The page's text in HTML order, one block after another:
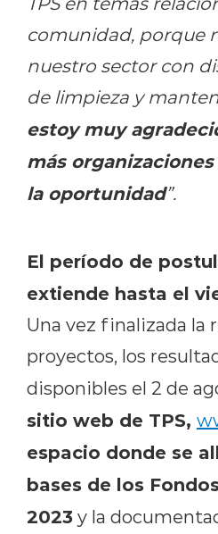
comunidad, porque
nuestro sector con
de limpieza y
estoy muy
más
la oportunidad”.
El período de
extiende hasta el
Una vez finalizada la
proyectos, los
disponibles el 2 de
sitio web de TPS,
espacio donde se
bases de los
2023y la